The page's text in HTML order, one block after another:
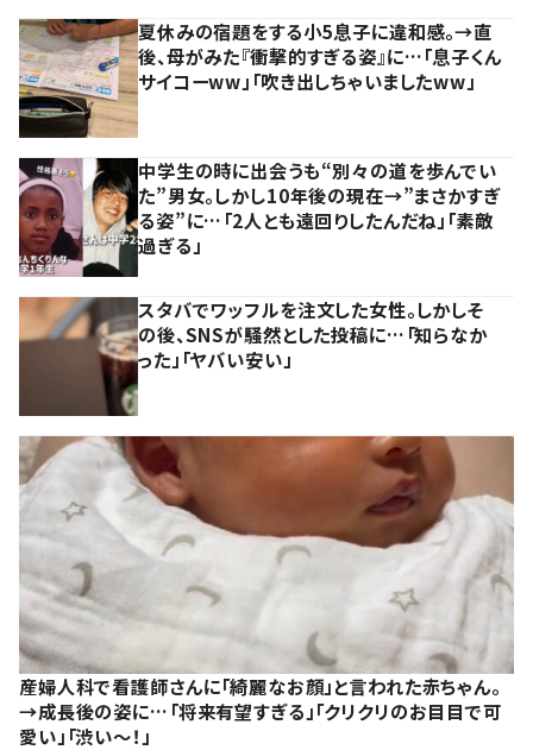
夏休みの宿題をする小5息子に違和感。→直
後、母がみた『衝撃的すぎる姿』に…「息子くん
サイコーww」「吹き出しちゃいましたww」
中学生の時に出会うも“別々の道を歩んでい
た”男女。しかし10年後の現在→”まさかすぎ
る姿”に…「2人とも遠回りしたんだね」「素敵
過ぎる」
スタバでワッフルを注文した女性。しかしそ
の後、SNSが騒然とした投稿に…「知らなか
った」「ヤバい安い」
産婦人科で看護師さんに「綺麗なお顔」と言われた赤ちゃん。
→成長後の姿に…「将来有望すぎる」「クリクリのお目目で可
愛い」「渋い～！」